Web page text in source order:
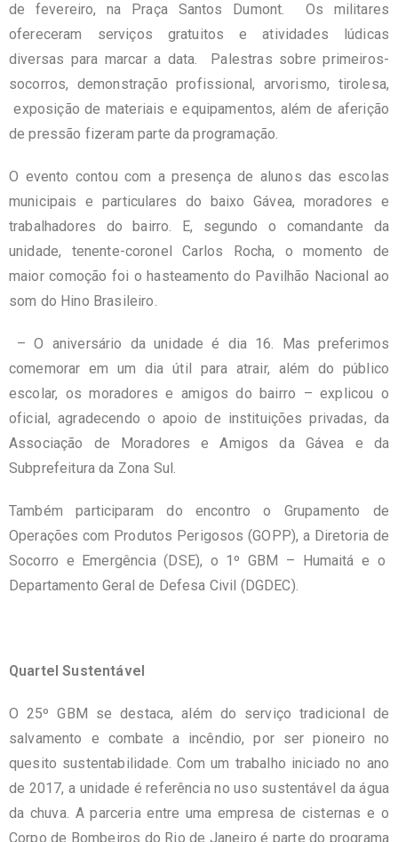
de fevereiro, na Praça Santos Dumont. Os militares
ofereceram serviços gratuitos e atividades lúdicas
diversas para marcar a data. Palestras sobre primeiros-
socorros, demonstração profissional, arvorismo, tirolesa,
exposição de materiais e equipamentos, além de aferição
de pressão fizeram parte da programação.
O evento contou com a presença de alunos das escolas
municipais e particulares do baixo Gávea, moradores e
trabalhadores do bairro. E, segundo o comandante da
unidade, tenente-coronel Carlos Rocha, o momento de
maior comoção foi o hasteamento do Pavilhão Nacional ao
som do Hino Brasileiro.
– O aniversário da unidade é dia 16. Mas preferimos
comemorar em um dia útil para atrair, além do público
escolar, os moradores e amigos do bairro – explicou o
oficial, agradecendo o apoio de instituições privadas, da
Associação de Moradores e Amigos da Gávea e da
Subprefeitura da Zona Sul.
Também participaram do encontro o Grupamento de
Operações com Produtos Perigosos (GOPP), a Diretoria de
Socorro e Emergência (DSE), o 1º GBM – Humaitá e o
Departamento Geral de Defesa Civil (DGDEC).
Quartel Sustentável
O 25º GBM se destaca, além do serviço tradicional de
salvamento e combate a incêndio, por ser pioneiro no
quesito sustentabilidade. Com um trabalho iniciado no ano
de 2017, a unidade é referência no uso sustentável da água
da chuva. A parceria entre uma empresa de cisternas e o
Corpo de Bombeiros do Rio de Janeiro é parte do programa